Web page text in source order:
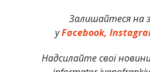
Залишайтеся на
уFacebook,
Надсилайте свої